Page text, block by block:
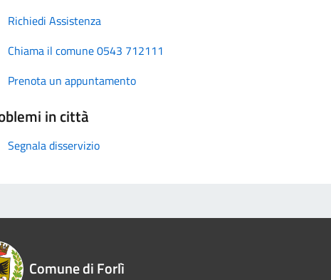
Richiedi Assistenza
Chiama il comune 0543 712111
Prenota un appuntamento
in città
Segnala disservizio
Comune di Forlì